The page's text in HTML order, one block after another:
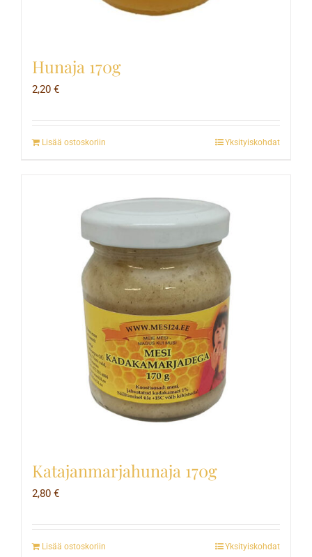
Hunaja 170g
2,20 €
Lisää ostoskoriin Yksityiskohdat
Katajanmarjahunaja 170g
2,80 €
Lisää ostoskoriin Yksityiskohdat